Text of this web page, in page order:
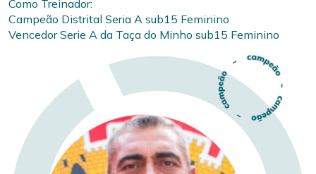
Como Treinador:
Campeão Distrital Seria A sub15 Feminino
Vencedor Serie A da Taça do Minho sub15 Feminino